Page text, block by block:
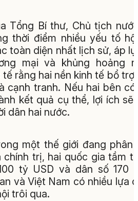
Tổng Bí thư, Chủ tịch
thời điểm nhiều yếu tố
toàn diện nhất lịch sử, áp
mại và khủng hoảng
rằng hai nền kinh tế bổ trợ
cạnh tranh. Nếu hai bên
kết quả cụ thể, lợi ích sẽ
dân hai nước.
một thế giới đang phân
trị, hai quốc gia tầm
tỷ USD và dân số 170
và Việt Nam có nhiều lựa
trôi qua.